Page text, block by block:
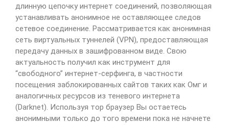
длинную цепочку интернет соединений, позволяющая
устанавливать анонимное не оставляющее следов
сетевое соединение. Рассматривается как анонимная
сеть виртуальных туннелей (VPN), предоставляющая
передачу данных в зашифрованном виде. Свою
актуальность получил как инструмент для
“свободного” интернет-серфинга, в частности
посещения заблокированных сайтов таких как Омг и
аналогичных ресурсов из теневого интернета
(Darknet). Используя тор браузер Вы остаетесь
анонимными только до того времени пока не начнете